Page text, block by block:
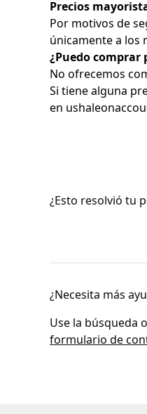
Precios
Por motivos de
únicamente a los
¿Puedo
No ofrecemos
Si tiene alguna
en
¿Esto resolvió tu
¿Necesita más
Use la búsqueda
formulario de